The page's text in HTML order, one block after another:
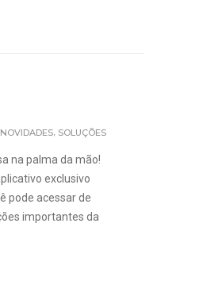
NOVIDADES, SOLUÇÕES
na palma da mão!
exclusivo
pode acessar de
importantes da